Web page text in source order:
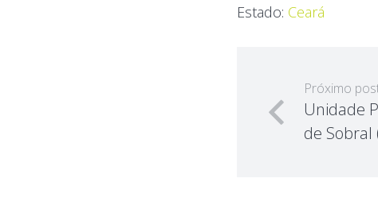
Estado: Ceará
Próximo
Unidade
de Sobral